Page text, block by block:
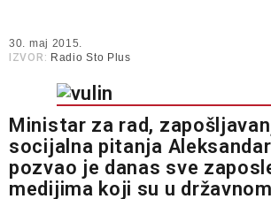
30. maj 2015.
IZVOR: Radio Sto Plus
Ministar za rad,
socijalna pitanja
pozvao je danas sve
medijima koji su u